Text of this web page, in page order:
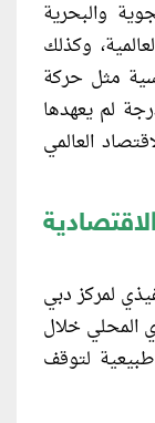
والبحرية
وكذلك
مثل حركة
لم يعهدها
العالمي
لمركز دبي
المحلي خلال
لتوقف